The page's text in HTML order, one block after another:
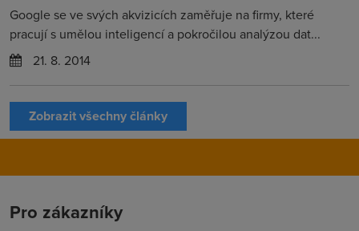
Google se ve svých akvizicích zaměřuje na firmy, které
pracují s umělou inteligencí a pokročilou analýzou dat...
21. 8. 2014
Zobrazit všechny články
Pro zákazníky